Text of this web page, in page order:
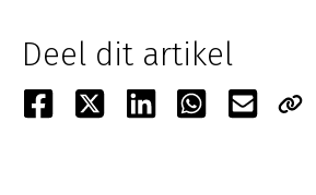
Deel dit artikel